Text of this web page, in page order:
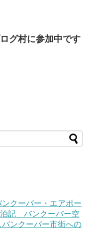
グ村に参加中です
ンクーバー・エアポー
泊記 バンクーバー空
ンクーバー市街への